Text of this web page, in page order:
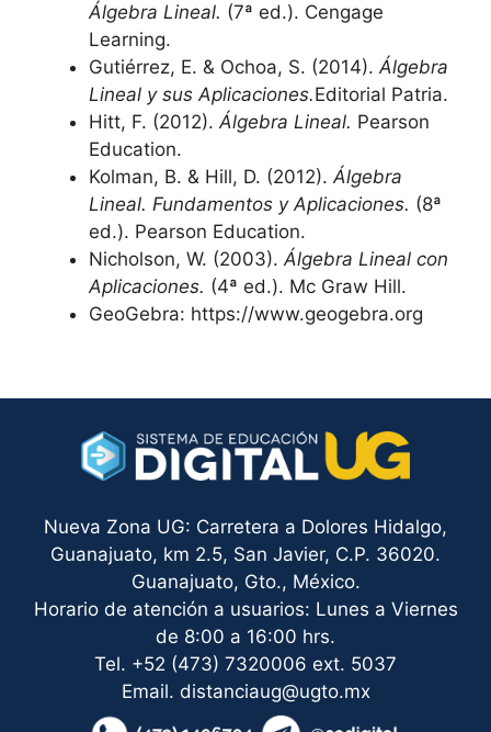
Álgebra Lineal. (7ª ed.). Cengage
Learning.
Gutiérrez, E. & Ochoa, S. (2014).Álgebra
Lineal y sus Aplicaciones.Editorial Patria.
Hitt, F. (2012).Álgebra Lineal. Pearson
Education.
Kolman, B. & Hill, D. (2012).Álgebra
Lineal. Fundamentos y Aplicaciones. (8ª
ed.). Pearson Education.
Nicholson, W. (2003).Álgebra Lineal con
Aplicaciones. (4ª ed.). Mc Graw Hill.
GeoGebra: https://www.geogebra.org
Nueva Zona UG: Carretera a Dolores Hidalgo,
Guanajuato, km 2.5, San Javier, C.P. 36020.
Guanajuato, Gto., México.
Horario de atención a usuarios: Lunes a Viernes
de 8:00 a 16:00 hrs.
Tel. +52 (473) 7320006 ext. 5037
Email. distanciaug@ugto.mx